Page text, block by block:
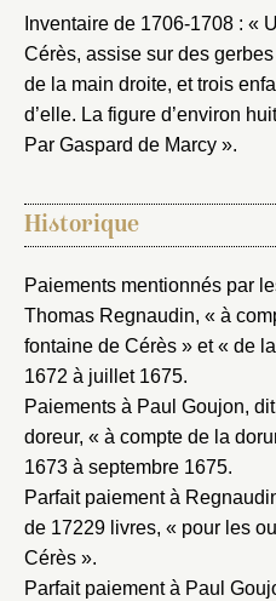
Inventaire de 1706-1708 : «
Cérès, assise sur des
de la main droite, et trois
d’elle. La figure d’environ
Par Gaspard de Marcy ».
Historique
Paiements mentionnés par
Thomas Regnaudin, « à
fontaine de Cérès » et « de
1672 à juillet 1675.
Paiements à Paul Goujon,
doreur, « à compte de la
1673 à septembre 1675.
Parfait paiement à
de 17229 livres, « pour les
Cérès ».
Parfait paiement à Paul